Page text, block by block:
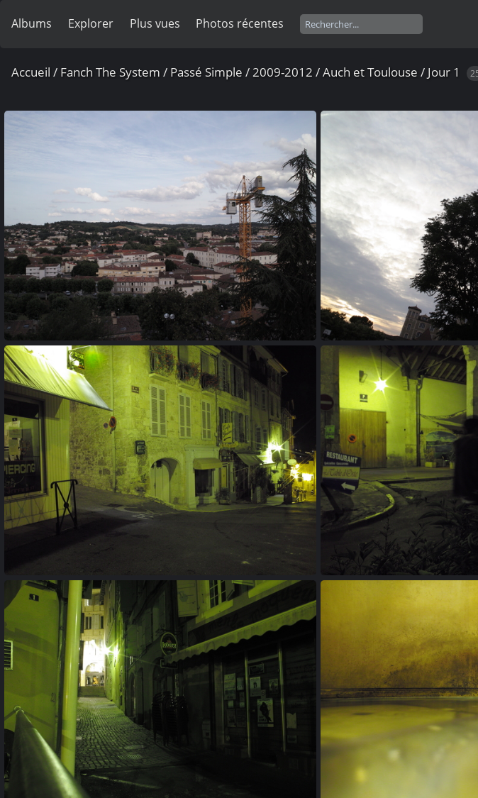
Albums Explorer Plus vues Photos récentes
Accueil / Fanch The System / Passé Simple /2009-2012 /Auch et Toulouse / Jour 1
20100723 012432
20100723 065939